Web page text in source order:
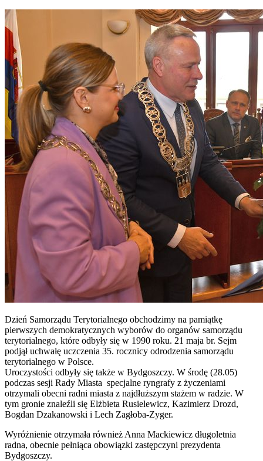
Dzień Samorządu Terytorialnego obchodzimy na pamiątkę
pierwszych demokratycznych wyborów do organów samorządu
terytorialnego, które odbyły się w 1990 roku. 21 maja br. Sejm
podjął uchwałę uczczenia 35. rocznicy odrodzenia samorządu
terytorialnego w Polsce.
Uroczystości odbyły się także w Bydgoszczy. W środę (28.05)
podczas sesji Rady Miasta specjalne ryngrafy z życzeniami
otrzymali obecni radni miasta z najdłuższym stażem w radzie. W
tym gronie znaleźli się Elżbieta Rusielewicz, Kazimierz Drozd,
Bogdan Dzakanowski i Lech Zagłoba-Zyger.
Wyróżnienie otrzymała również Anna Mackiewicz długoletnia
radna, obecnie pełniąca obowiązki zastępczyni prezydenta
Bydgoszczy.